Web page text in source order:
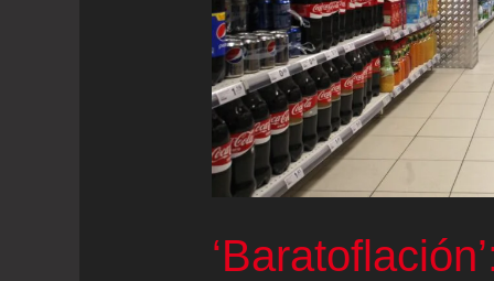
un
30%
en
el
IPC